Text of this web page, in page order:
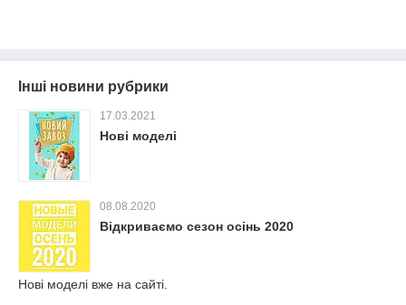
Інші новини рубрики
17.03.2021
Нові моделі
08.08.2020
Відкриваємо сезон осінь 2020
Нові моделі вже на сайті.